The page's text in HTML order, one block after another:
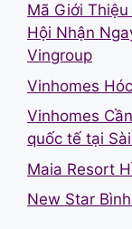
Mã Giới Thiệu
Hội Nhận
Vingroup
Vinhomes
Vinhomes
quốc tế tại
Maia Resort
New Star